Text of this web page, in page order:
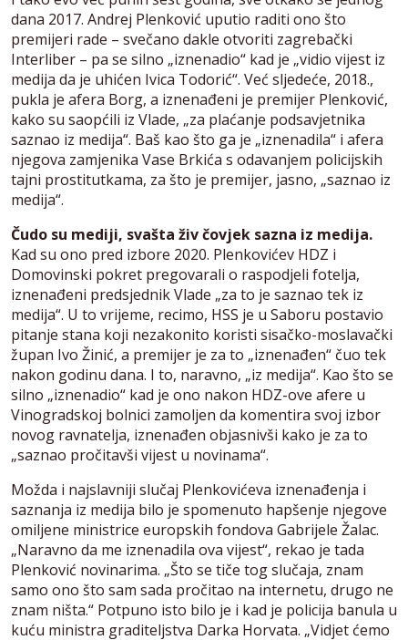
dana 2017. Andrej Plenković uputio raditi ono što
premijeri rade – svečano dakle otvoriti zagrebački
Interliber – pa se silno „iznenadio“ kad je „vidio vijest iz
medija da je uhićen Ivica Todorić“. Već sljedeće, 2018.,
pukla je afera Borg, a iznenađeni je premijer Plenković,
kako su saopćili iz Vlade, „za plaćanje podsavjetnika
saznao iz medija“. Baš kao što ga je „iznenadila“ i afera
njegova zamjenika Vase Brkića s odavanjem policijskih
tajni prostitutkama, za što je premijer, jasno, „saznao iz
medija“.
Čudo su mediji, svašta živ čovjek sazna iz medija.
Kad su ono pred izbore 2020. Plenkovićev HDZ i
Domovinski pokret pregovarali o raspodjeli fotelja,
iznenađeni predsjednik Vlade „za to je saznao tek iz
medija“. U to vrijeme, recimo, HSS je u Saboru postavio
pitanje stana koji nezakonito koristi sisačko-moslavački
župan Ivo Žinić, a premijer je za to „iznenađen“ čuo tek
nakon godinu dana. I to, naravno, „iz medija“. Kao što se
silno „iznenadio“ kad je ono nakon HDZ-ove afere u
Vinogradskoj bolnici zamoljen da komentira svoj izbor
novog ravnatelja, iznenađen objasnivši kako je za to
„saznao pročitavši vijest u novinama“.
Možda i najslavniji slučaj Plenkovićeva iznenađenja i
saznanja iz medija bilo je spomenuto hapšenje njegove
omiljene ministrice europskih fondova Gabrijele Žalac.
„Naravno da me iznenadila ova vijest“, rekao je tada
Plenković novinarima. „Što se tiče tog slučaja, znam
samo ono što sam sada pročitao na internetu, drugo ne
znam ništa.“ Potpuno isto bilo je i kad je policija banula u
kuću ministra graditeljstva Darka Horvata. „Vidjet ćemo